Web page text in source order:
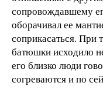
сопровождавшему
оборачивал ее
соприкасаться. При
батюшки исходило
его близко люди
согреваются и по